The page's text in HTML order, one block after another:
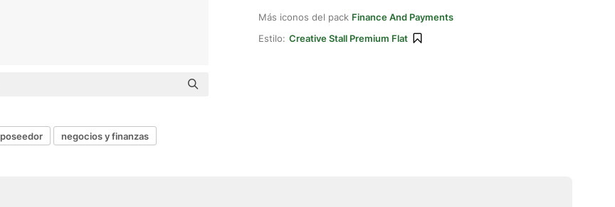
Más iconos del pack Finance And Payments
Estilo: Creative Stall Premium Flat
poseedor negocios y finanzas